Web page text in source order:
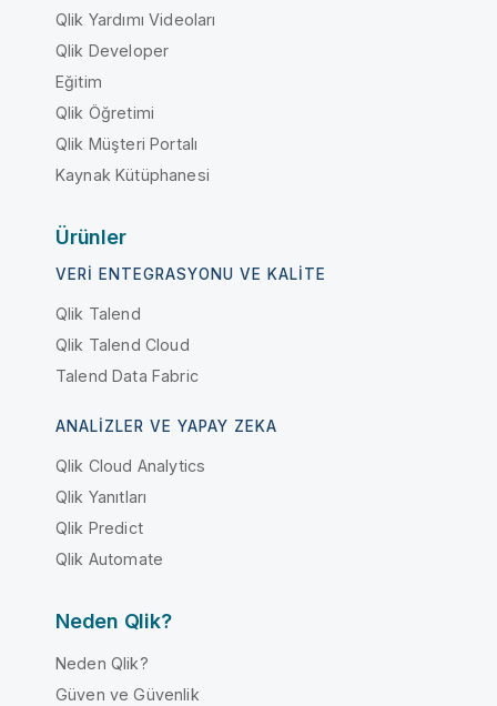
Qlik Yardımı Videoları
Qlik Developer
Eğitim
Qlik Öğretimi
Qlik Müşteri Portalı
Kaynak Kütüphanesi
Ürünler
VERI ENTEGRASYONU VE KALITE
Qlik Talend
Qlik Talend Cloud
Talend Data Fabric
ANALIZLER VE YAPAY ZEKA
Qlik Cloud Analytics
Qlik Yanıtları
Qlik Predict
Qlik Automate
Neden Qlik?
Neden Qlik?
Güven ve Güvenlik